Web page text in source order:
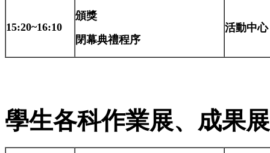
15:20~16:10
頒獎
閉幕典禮程序
活動中心
學生各科作業展、成果